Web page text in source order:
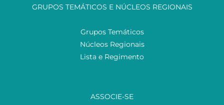
GRUPOS TEMÁTICOS E NÚCLEOS REGIONAIS
Grupos Temáticos
Núcleos Regionais
Lista e Regimento
ASSOCIE-SE